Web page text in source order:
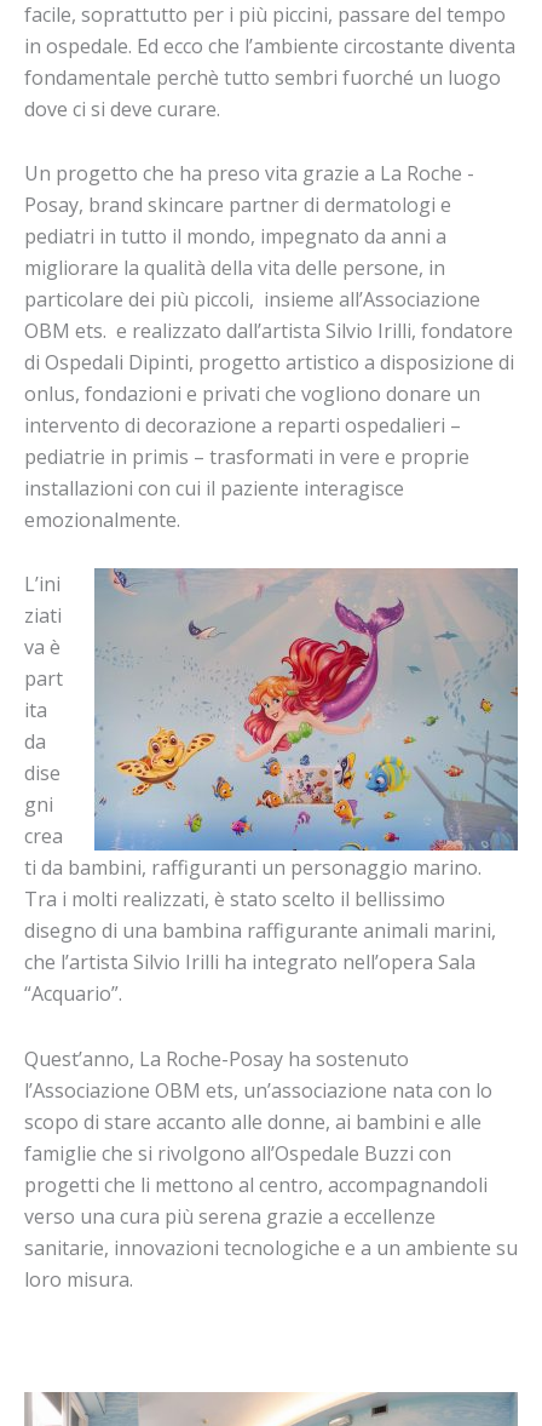
facile, soprattutto per i più piccini, passare del tempo
in ospedale. Ed ecco che l’ambiente circostante diventa
fondamentale perchè tutto sembri fuorché un luogo
dove ci si deve curare.
Un progetto che ha preso vita grazie a La Roche -
Posay, brand skincare partner di dermatologi e
pediatri in tutto il mondo, impegnato da anni a
migliorare la qualità della vita delle persone, in
particolare dei più piccoli, insieme all’Associazione
OBM ets. e realizzato dall’artista Silvio Irilli, fondatore
di Ospedali Dipinti, progetto artistico a disposizione di
onlus, fondazioni e privati che vogliono donare un
intervento di decorazione a reparti ospedalieri –
pediatrie in primis – trasformati in vere e proprie
installazioni con cui il paziente interagisce
emozionalmente.
L’ini
ziati
va è
part
ita
da
dise
gni
crea
ti da bambini, raffiguranti un personaggio marino.
Tra i molti realizzati, è stato scelto il bellissimo
disegno di una bambina raffigurante animali marini,
che l’artista Silvio Irilli ha integrato nell’opera Sala
“Acquario”.
Quest’anno, La Roche-Posay ha sostenuto
l’Associazione OBM ets, un’associazione nata con lo
scopo di stare accanto alle donne, ai bambini e alle
famiglie che si rivolgono all’Ospedale Buzzi con
progetti che li mettono al centro, accompagnandoli
verso una cura più serena grazie a eccellenze
sanitarie, innovazioni tecnologiche e a un ambiente su
loro misura.